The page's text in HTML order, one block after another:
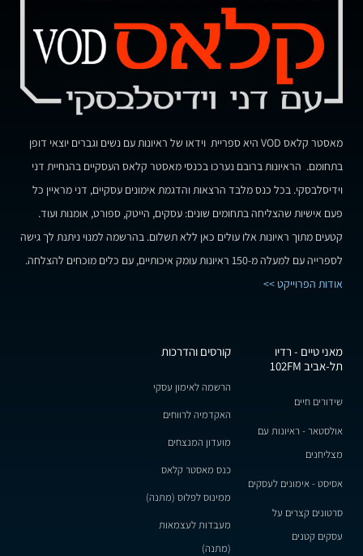
מאסטר קלאס VOD היא ספריית וידאו של ראיונות עם נשים וגברים יוצאי דופן
בתחומם. הראיונות ברובם נערכו בכנסי מאסטר קלאס העסקיים בהנחיית דני
וידיסלבסקי. בכל כנס מלבד הרצאות והדגמת אימונים עסקיים, דני מראיין כל
פעם אישיות שהצליחה בתחומים שונים: עסקים, הייטק, ספורט, אומנות ועוד.
קטעים מתוך ראיונות אלו עולים כאן ללא תשלום. בהרשמה למנוי ניתנת לך גישה
לספרייה עם למעלה מ-150 ראיונות עומק איכותיים, עם כלים מוכחים להצלחה.
אודות הפרוייקט >>
מאני טיים - רדיו
תל-אביב 102FM
שידורים חיים
אולסטאר - ראיונות עם
מצליחנים
אסיסט - אימונים לעסקים
סרטונים קצרים על
עסקים קטנים
קורסים והדרכות
הרשמה לאימון עסקי
האקדמיה לרווחים
מועדון המנצחים
כנס מאסטר קלאס
ממינוס לפלוס (מתנה)
מעבדות לעצמאות
(מתנה)